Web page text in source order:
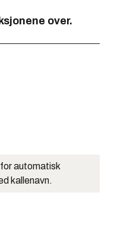
over.
automatisk
kallenavn.